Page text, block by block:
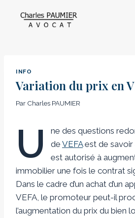
INFO
Variation du prix en
Par Charles PAUMIER
U
ne des questions
de VEFAest de
est autorisé à
immobilier une fois le contrat
Dans le cadre d’un achat d’un
VEFA, le promoteur peut-il
l’augmentation du prix du bien